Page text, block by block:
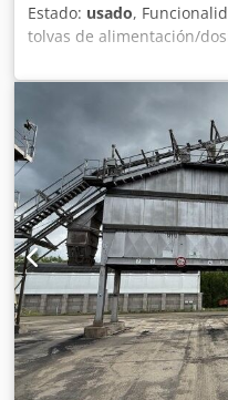
Estado: usado,
tolvas de alimentación/
Uer - banda de descarga
transferencia - instalación